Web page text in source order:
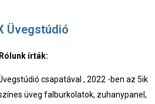
Üvegstúdió
Rólunk írták:
csapatával , 2022 -ben az 5ik
üveg falburkolatok, zuhanypanel,